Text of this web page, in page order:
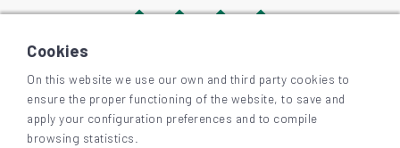
©2026 BIZKAIAGARA
Irisgarritasuna
Lege-oharra eta pribatutasuna
Cookies
On this website we use our own and third party cookies to
ensure the proper functioning of the website, to save and
apply your configuration preferences and to compile
browsing statistics.